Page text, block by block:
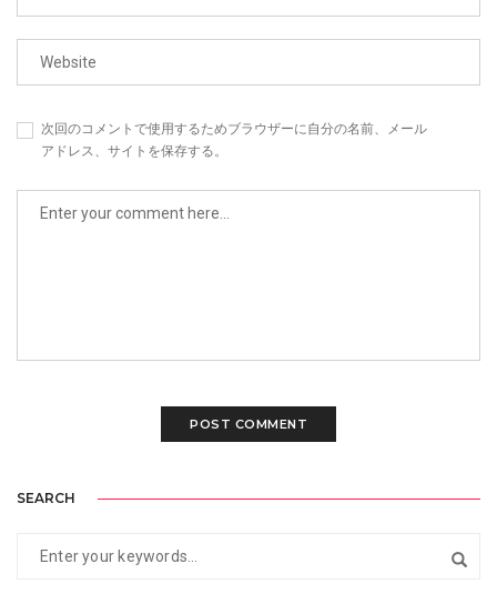
次回のコメントで使用するためブラウザーに自分の名前、メール
アドレス、サイトを保存する。
SEARCH